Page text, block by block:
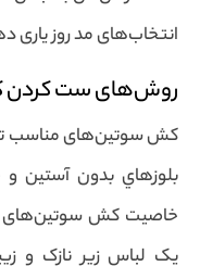
انتخاب‌های مد روز یاری
روش‌های ست کردن
کش سوتین‌های مناسب
بلوزهاي بدون
خاصیت کش سوتین‌های
یک لباس زیر نازک و